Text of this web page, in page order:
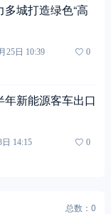
城打造绿色“高
25日 10:39
0
新能源客车出口
14:15
0
总数：0